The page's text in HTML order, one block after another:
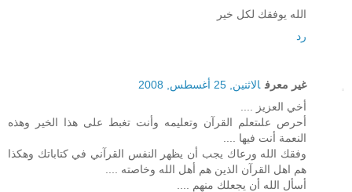
الله يوفقك لكل خير
رد
غير معرف الاثنين, 25 أغسطس, 2008
أخي العزيز ....
أحرص علىتعلم القرآن وتعليمه وأنت تغبط على هذا الخير وهذه
النعمة أنت فيها ....
وفقك الله ورعاك يجب أن يظهر النفس القرآني في كتاباتك وهكذا
هم اهل القرآن الذين هم أهل الله وخاصته ....
أسأل الله أن يجعلك منهم ....